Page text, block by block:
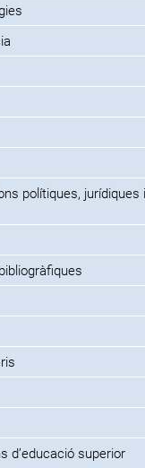
polítiques, jurídiques i
d’educació superior